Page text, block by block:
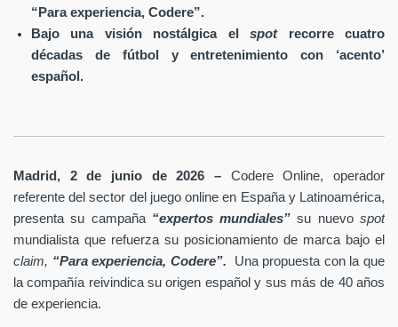
“Para experiencia, Codere”.
Bajo una visión nostálgica elspotrecorre cuatro
décadas de fútbol y entretenimiento con ‘acento’
español.
Madrid, 2 de junio de 2026 – Codere Online, operador
referente del sector del juego online en España y Latinoamérica,
presenta su campaña “expertos mundiales” su nuevospot
mundialista que refuerza su posicionamiento de marca bajo el
claim, “Para experiencia, Codere”.
Una propuesta con la que
la compañía reivindica su origen español y sus más de 40 años
de experiencia.